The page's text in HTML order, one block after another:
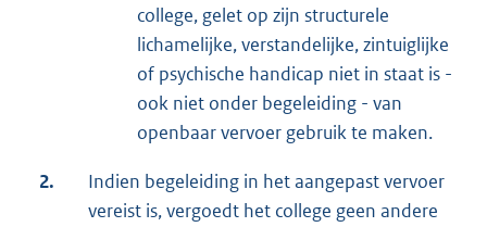
college, gelet op zijn structurele
lichamelijke, verstandelijke, zintuiglijke
of psychische handicap niet in staat is -
ook niet onder begeleiding - van
openbaar vervoer gebruik te maken.
2.
Indien begeleiding in het aangepast vervoer
vereist is, vergoedt het college geen andere